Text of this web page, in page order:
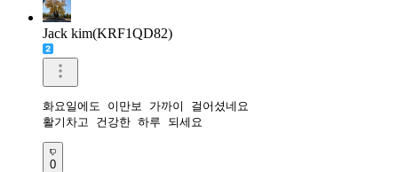
Jack kim(KRF1QD82)
화요일에도 이만보 가까이 걸어셨네요
활기차고 건강한 하루 되세요
0